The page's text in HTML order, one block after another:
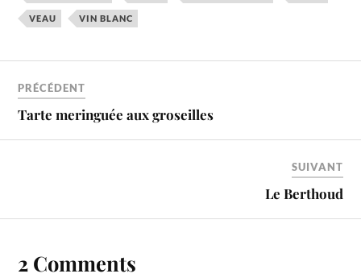
VEAU VIN BLANC
PRÉCÉDENT
Tarte meringuée aux groseilles
SUIVANT
Le Berthoud
2 Comments